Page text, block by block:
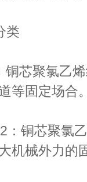
类
铜芯聚氯乙
等固定场合
：铜芯聚氯
机械外力的